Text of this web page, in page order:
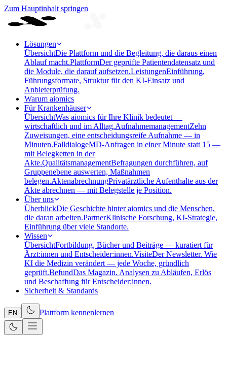
Zum Hauptinhalt springen
Lösungen
ÜbersichtDie Plattform und die Begleitung, die daraus einen
Ablauf macht.PlattformDer geprüfte Patientendatensatz und
die Module, die darauf aufsetzen.LeistungenEinführung,
Führungsformate, Struktur für den KI-Einsatz und
Anbieterprüfung.
Warum aiomics
Für Krankenhäuser
ÜbersichtWas aiomics für Ihre Klinik bedeutet —
wirtschaftlich und im Alltag.AufnahmemanagementZehn
Zuweisungen, eine entscheidungsreife Aufnahme — in
Minuten.FalldialogeMD-Anfragen in einer Minute statt 15 —
mit Belegketten in der
Akte.QualitätsmanagementBefragungen durchführen, auf
Gruppenebene auswerten, Maßnahmen
belegen.AktenabrechnungPrivatärztliche Aufenthalte aus der
Akte abrechnen — mit Belegstelle je Position.
Über uns
ÜberblickDie Geschichte hinter aiomics und die Menschen,
die daran arbeiten.PartnerKlinische Forschung, KI-Strategie,
Einführung über viele Standorte.
Wissen
ÜbersichtFortbildung, Bücher und Beiträge — kuratiert für
Ärzt:innen und Entscheider:innen.VisiteDer Newsletter. Wie
KI die Medizin verändert — jede Woche, gründlich
geprüft.BefundDas Magazin. Analysen zu Abläufen, Erlös
und Beschaffung für Entscheider:innen.
Sicherheit & Standards
EN Plattform kennenlernen